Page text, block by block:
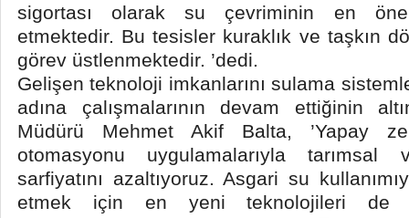
sigortası olarak su çevriminin en
etmektedir. Bu tesisler kuraklık ve taşkın
görev üstlenmektedir. ’dedi.
Gelişen teknoloji imkanlarını sulama
adına çalışmalarının devam ettiğinin
Müdürü Mehmet Akif Balta, ’Yapay
otomasyonu uygulamalarıyla tarımsal
sarfiyatını azaltıyoruz. Asgari su
etmek için en yeni teknolojileri de